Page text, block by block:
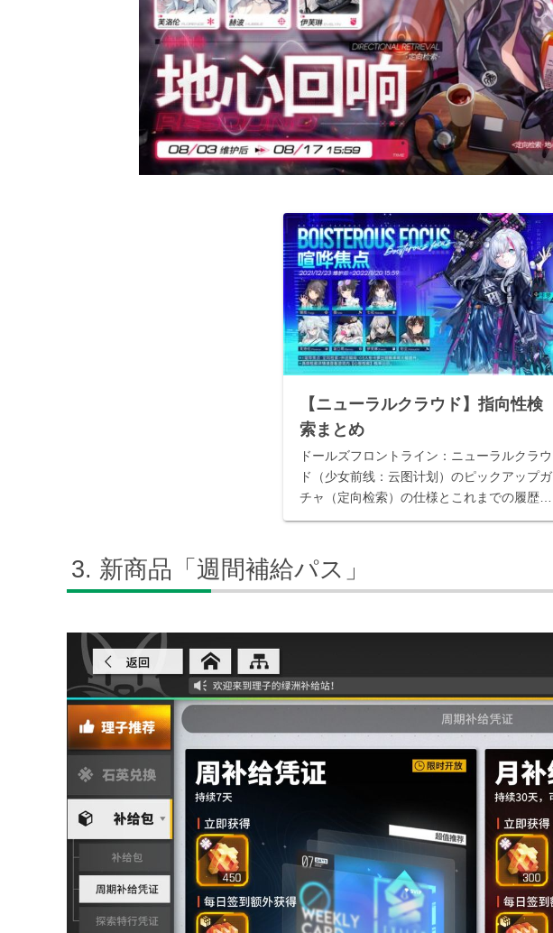
【ニューラルクラウド】指向性検
索まとめ
ドールズフロントライン：ニューラルクラウ
ド（少女前线：云图计划）のピックアップガ
チャ（定向检索）の仕様とこれまでの履歴の
まとめです。
新商品「週間補給パス」